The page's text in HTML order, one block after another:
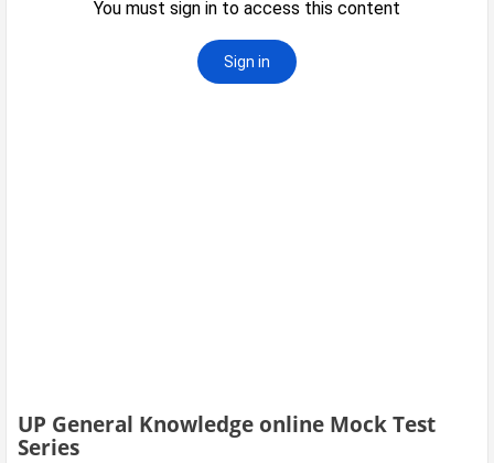
UP General Knowledge online Mock Test
Series